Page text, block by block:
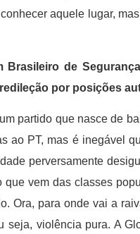
aquele lugar,
de
por posições
partido que nasce de
ao PT, mas é inegável
perversamente
vem das classes
Ora, para onde vai a
seja, violência pura. A